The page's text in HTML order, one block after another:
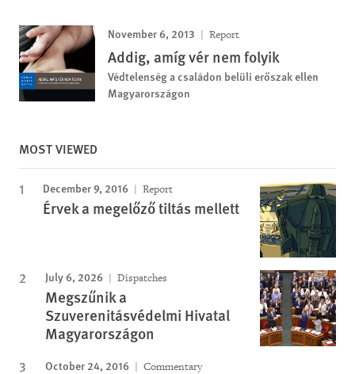
November 6, 2013 Report
Addig, amíg vér nem folyik
Védtelenség a családon belüli erőszak ellen
Magyarországon
MOST VIEWED
December 9, 2016 Report
Érvek a megelőző tiltás mellett
July 6, 2026 Dispatches
Megszűnik a
Szuverenitásvédelmi Hivatal
Magyarországon
October 24, 2016 Commentary